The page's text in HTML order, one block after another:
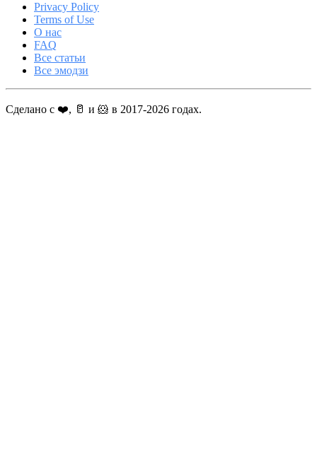
Privacy Policy
Terms of Use
О нас
FAQ
Все статьи
Все эмодзи
Сделано с ❤️, 🥛 и 🐹 в 2017-2026 годах.